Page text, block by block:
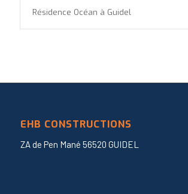
Résidence Océan à Guidel
EHB CONSTRUCTIONS
ZA de Pen Mané 56520 GUIDEL